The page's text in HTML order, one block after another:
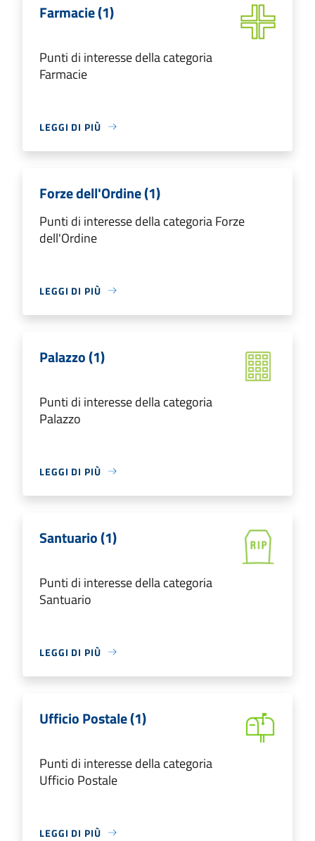
Farmacie (1)
Punti di interesse della categoria
Farmacie
LEGGI DI PIÙ
Forze dell'Ordine (1)
Punti di interesse della categoria Forze
dell'Ordine
LEGGI DI PIÙ
Palazzo (1)
Punti di interesse della categoria
Palazzo
LEGGI DI PIÙ
Santuario (1)
Punti di interesse della categoria
Santuario
LEGGI DI PIÙ
Ufficio Postale (1)
Punti di interesse della categoria
Ufficio Postale
LEGGI DI PIÙ